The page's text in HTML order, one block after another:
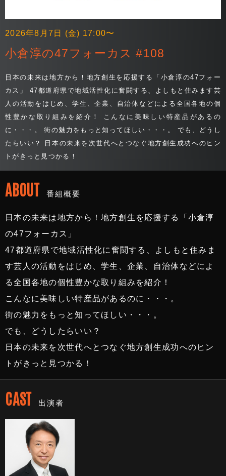
2026年8月7日 (金) 17:00〜
小倉淳の47フォーカス #108
日本の未来は地方から！地方創生を応援する「小倉淳の47フォー
カス」 47都道府県で地域活性化に奮闘する、よしもと住みます芸
人の活動をはじめ、学生、企業、自治体などによる全国各地の個
性豊かな取り組みを紹介！ こんなに美味しい特産品があるの
に・・・。 街の魅力をもっと知ってほしい・・・。 でも、どうし
たらいい？ 日本の未来を次世代へとつなぐ地方創生成功へのヒン
トがきっと見つかる！
ABOUT 番組概要
日本の未来は地方から！地方創生を応援する「小倉淳
の47フォーカス」
47都道府県で地域活性化に奮闘する、よしもと住みま
す芸人の活動をはじめ、学生、企業、自治体などによ
る全国各地の個性豊かな取り組みを紹介！
こんなに美味しい特産品があるのに・・・。
街の魅力をもっと知ってほしい・・・。
でも、どうしたらいい？
日本の未来を次世代へとつなぐ地方創生成功へのヒン
トがきっと見つかる！
CAST 出演者